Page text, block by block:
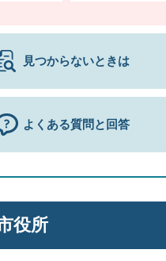
見つからないときは
よくある質問と回答
役所